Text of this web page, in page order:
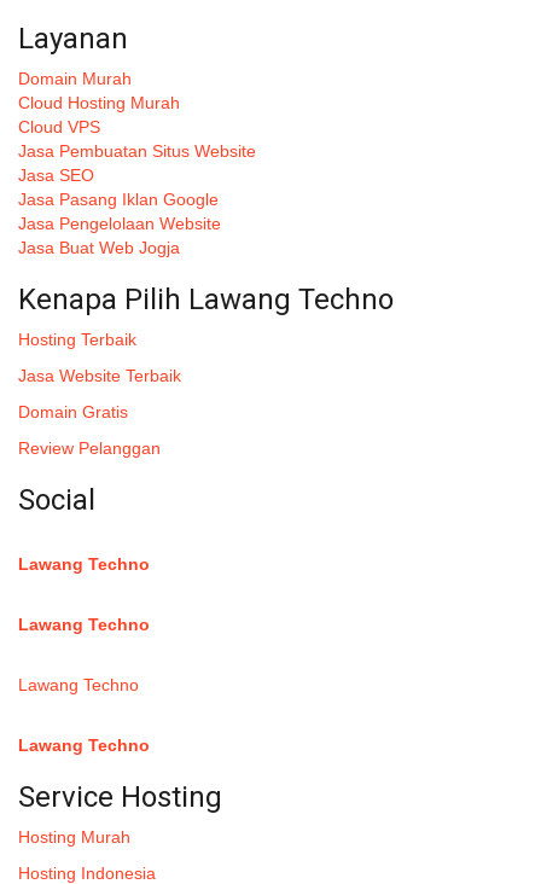
Layanan
Domain Murah
Cloud Hosting Murah
Cloud VPS
Jasa Pembuatan Situs Website
Jasa SEO
Jasa Pasang Iklan Google
Jasa Pengelolaan Website
Jasa Buat Web Jogja
Kenapa Pilih Lawang Techno
Hosting Terbaik
Jasa Website Terbaik
Domain Gratis
Review Pelanggan
Social
Lawang Techno
Lawang Techno
Lawang Techno
Lawang Techno
Service Hosting
Hosting Murah
Hosting Indonesia